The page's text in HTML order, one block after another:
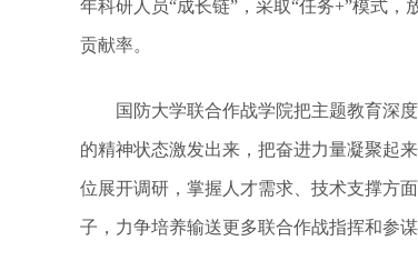
年科研人员“成长链”，采取“任务+”模式
贡献率。
国防大学联合作战学院把主题教育深度
的精神状态激发出来，把奋进力量凝聚起
位展开调研，掌握人才需求、技术支撑方
子，力争培养输送更多联合作战指挥和参谋